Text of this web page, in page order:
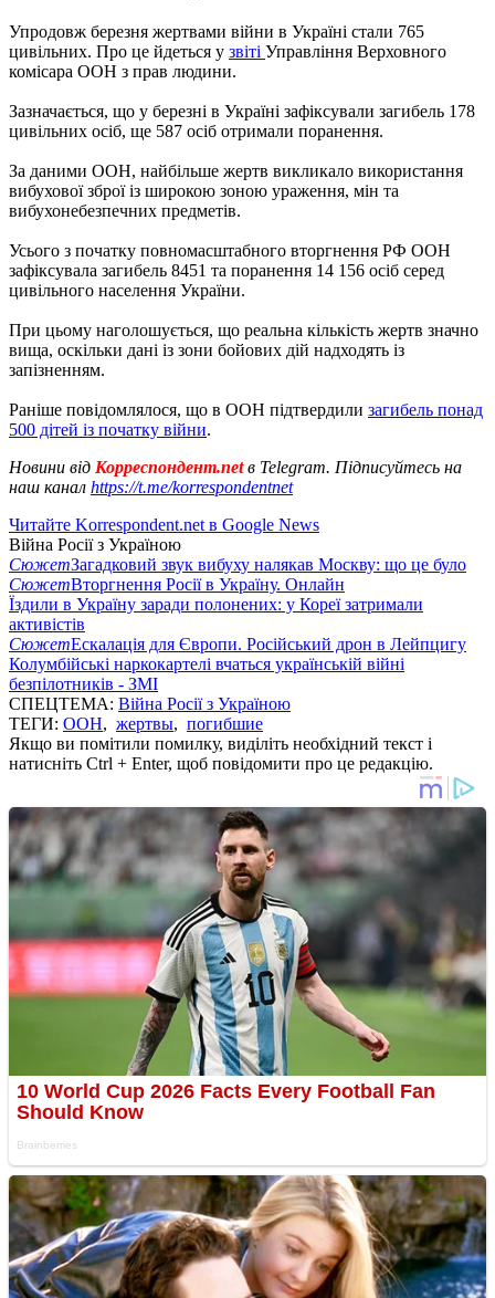
Упродовж березня жертвами війни в Україні стали 765
цивільних. Про це йдеться у звіті Управління Верховного
комісара ООН з прав людини.
Зазначається, що у березні в Україні зафіксували загибель 178
цивільних осіб, ще 587 осіб отримали поранення.
За даними ООН, найбільше жертв викликало використання
вибухової зброї із широкою зоною ураження, мін та
вибухонебезпечних предметів.
Усього з початку повномасштабного вторгнення РФ ООН
зафіксувала загибель 8451 та поранення 14 156 осіб серед
цивільного населення України.
При цьому наголошується, що реальна кількість жертв значно
вища, оскільки дані із зони бойових дій надходять із
запізненням.
Раніше повідомлялося, що в ООН підтвердили загибель понад
500 дітей із початку війни.
Новини від Корреспондент.netв Telegram. Підписуйтесь на
наш канал https://t.me/korrespondentnet
Читайте Korrespondent.net в Google News
Війна Росії з Україною
СюжетЗагадковий звук вибуху налякав Москву: що це було
СюжетВторгнення Росії в Україну. Онлайн
Їздили в Україну заради полонених: у Кореї затримали
активістів
СюжетЕскалація для Європи. Російський дрон в Лейпцигу
Колумбійські наркокартелі вчаться українській війні
безпілотників - ЗМІ
СПЕЦТЕМА: Війна Росії з Україною
ТЕГИ: ООН, жертвы, погибшие
Якщо ви помітили помилку, виділіть необхідний текст і
натисніть Ctrl + Enter, щоб повідомити про це редакцію.